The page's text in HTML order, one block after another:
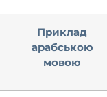
Приклад
арабською
мовою